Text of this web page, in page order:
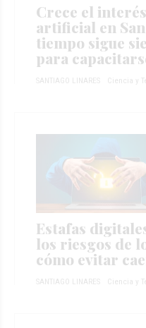
Crece el
artificial en
tiempo sigue
para
SANTIAGO LINARES Ciencia y
Estafas
los riesgos de
cómo evitar
SANTIAGO LINARES Ciencia y